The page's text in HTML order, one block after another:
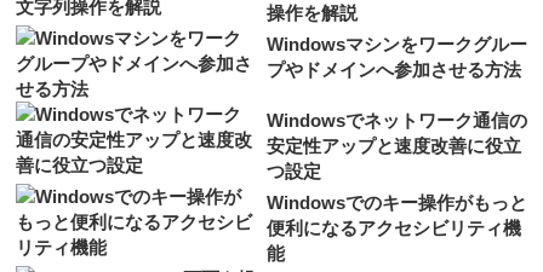
操作を解説
Windowsマシンをワークグルー
プやドメインへ参加させる方法
Windowsでネットワーク通信の
安定性アップと速度改善に役立
つ設定
Windowsでのキー操作がもっと
便利になるアクセシビリティ機
能